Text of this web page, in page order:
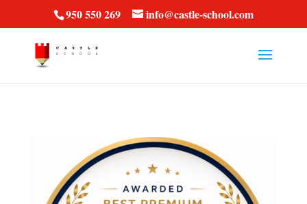
950 550 269 info@castle-school.com